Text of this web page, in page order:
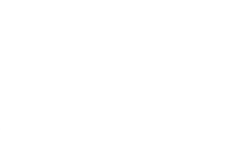
их соответствия квалификационным
планов, учитывающих квалификационные